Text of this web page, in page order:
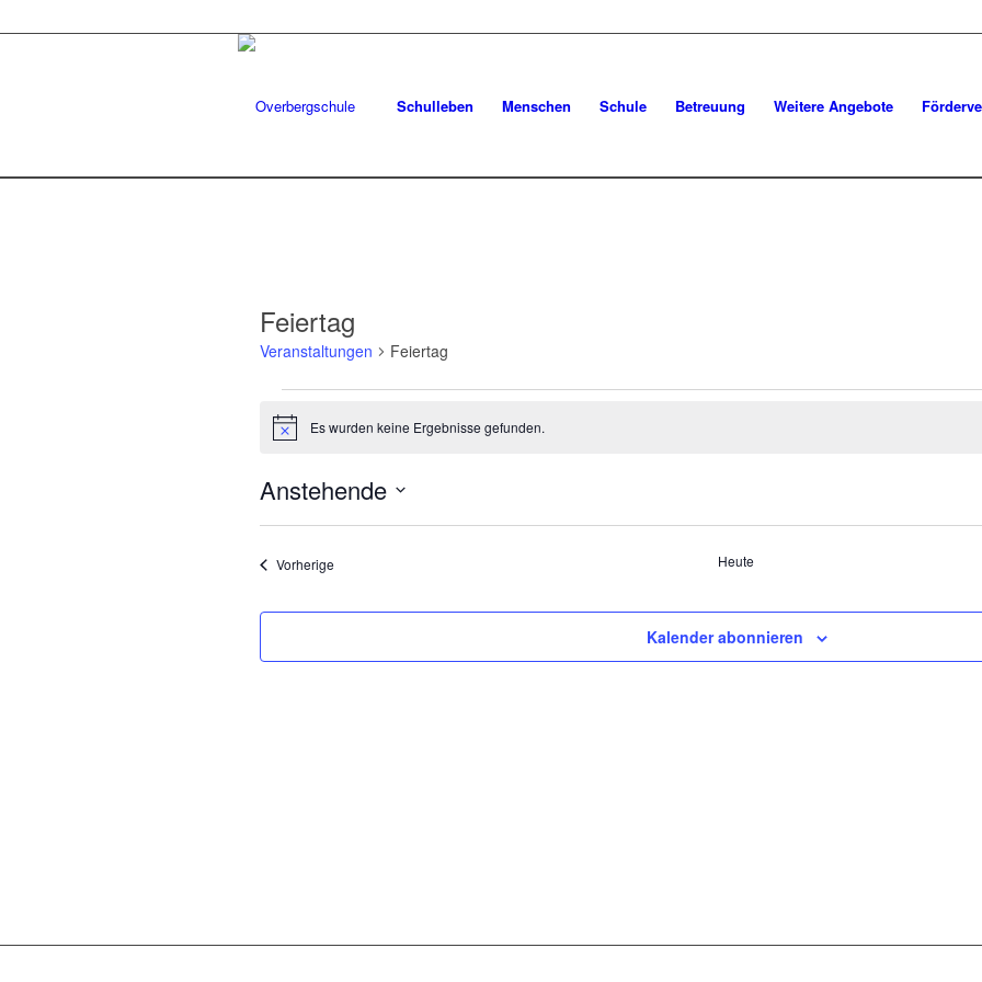
Schulleben Menschen Schule Betreuung Weitere Angebote
Feiertag
Veranstaltungen Feiertag
Veranstaltungen
HinweisEs wurden keine Ergebnisse gefunden.
Anstehende
VorherigeVeranstaltungen Heute
Kalender abonnieren